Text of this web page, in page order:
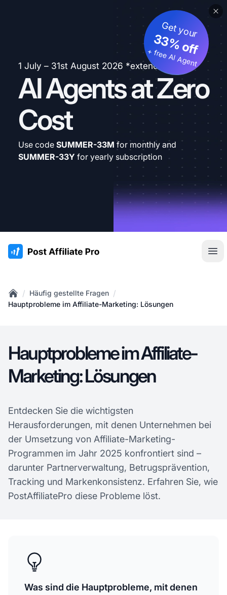
1 July – 31st August 2026 *extended
AI Agents at Zero
Cost
Get your
33% off
+ free AI Agent
Use code SUMMER-33M for monthly and
SUMMER-33Y for yearly subscription
:site.title
Home
/ Häufig gestellte Fragen /
Hauptprobleme im Affiliate-Marketing: Lösungen
Hauptprobleme im Affiliate-
Marketing: Lösungen
Entdecken Sie die wichtigsten
Herausforderungen, mit denen Unternehmen bei
der Umsetzung von Affiliate-Marketing-
Programmen im Jahr 2025 konfrontiert sind –
darunter Partnerverwaltung, Betrugsprävention,
Tracking und Markenkonsistenz. Erfahren Sie, wie
PostAffiliatePro diese Probleme löst.
Was sind die Hauptprobleme, mit denen